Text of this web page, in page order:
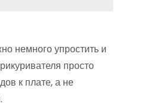
немного упростить и
просто
к плате, а не